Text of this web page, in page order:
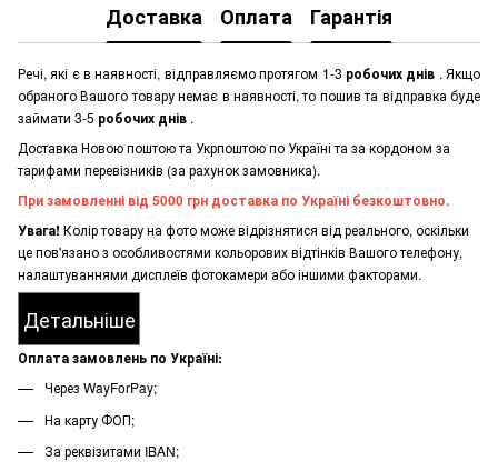
Доставка Оплата Гарантія
Речі, які є в наявності, відправляємо протягом 1-3 робочих днів . Якщо
обраного Вашого товару немає в наявності, то пошив та відправка буде
займати 3-5 робочих днів .
Доставка Новою поштою та Укрпоштою по Україні та за кордоном за
тарифами перевізників (за рахунок замовника).
При замовленні від 5000 грн доставка по Україні безкоштовно.
Увага! Колір товару на фото може відрізнятися від реального, оскільки
це пов'язано з особливостями кольорових відтінків Вашого телефону,
налаштуваннями дисплеїв фотокамери або іншими факторами.
Детальніше
Оплата замовлень по Україні:
Через WayForPay;
На карту ФОП;
За реквізитами IBAN;